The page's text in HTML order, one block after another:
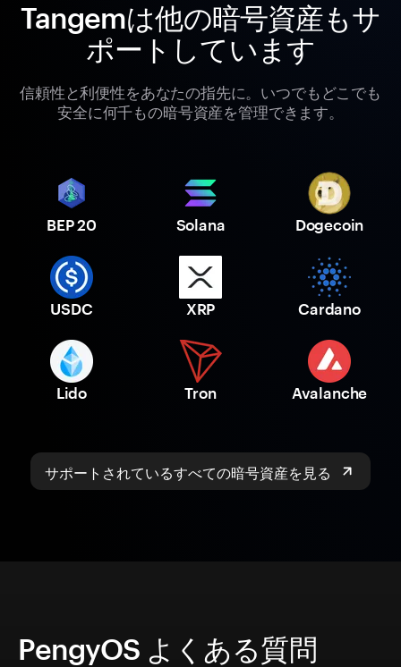
Tangemは他の暗号資産もサ
ポートしています
信頼性と利便性をあなたの指先に。いつでもどこでも
安全に何千もの暗号資産を管理できます。
BEP 20 Solana Dogecoin
USDC XRP Cardano
Lido Tron Avalanche
サポートされているすべての暗号資産を見る
PengyOS よくある質問